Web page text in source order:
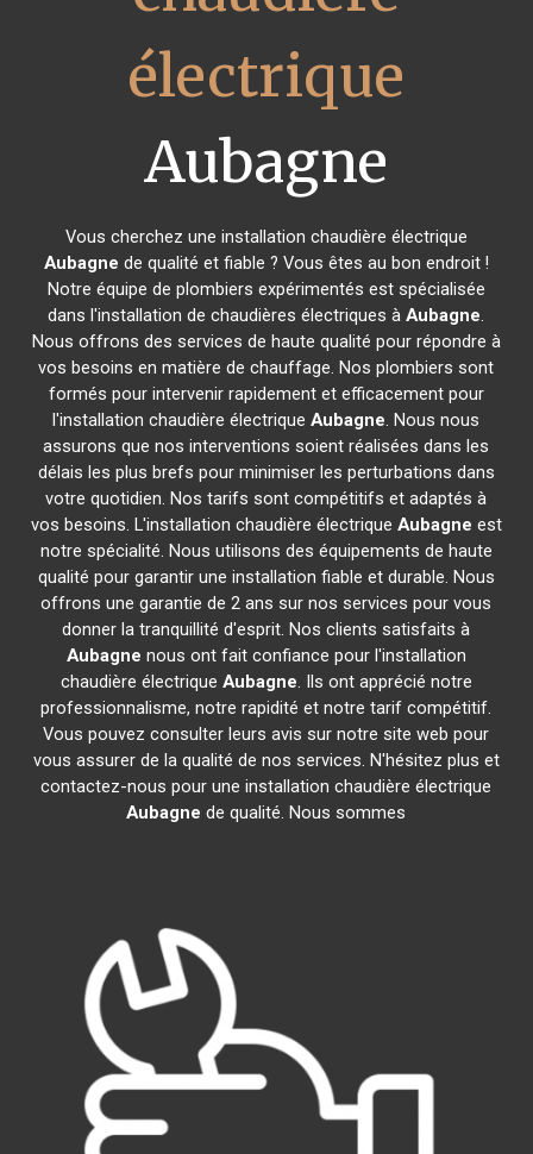
électrique
Aubagne
Vous cherchez une installation chaudière électrique
Aubagne de qualité et fiable ? Vous êtes au bon endroit !
Notre équipe de plombiers expérimentés est spécialisée
dans l'installation de chaudières électriques àAubagne.
Nous offrons des services de haute qualité pour répondre à
vos besoins en matière de chauffage. Nos plombiers sont
formés pour intervenir rapidement et efficacement pour
l'installation chaudière électriqueAubagne. Nous nous
assurons que nos interventions soient réalisées dans les
délais les plus brefs pour minimiser les perturbations dans
votre quotidien. Nos tarifs sont compétitifs et adaptés à
vos besoins. L'installation chaudière électrique Aubagne est
notre spécialité. Nous utilisons des équipements de haute
qualité pour garantir une installation fiable et durable. Nous
offrons une garantie de 2 ans sur nos services pour vous
donner la tranquillité d'esprit. Nos clients satisfaits à
Aubagne nous ont fait confiance pour l'installation
chaudière électrique Aubagne. Ils ont apprécié notre
professionnalisme, notre rapidité et notre tarif compétitif.
Vous pouvez consulter leurs avis sur notre site web pour
vous assurer de la qualité de nos services. N'hésitez plus et
contactez-nous pour une installation chaudière électrique
Aubagne de qualité. Nous sommes